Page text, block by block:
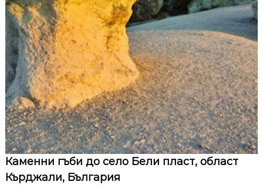
Каменни гъби до село Бели пласт, област
Кърджали, България